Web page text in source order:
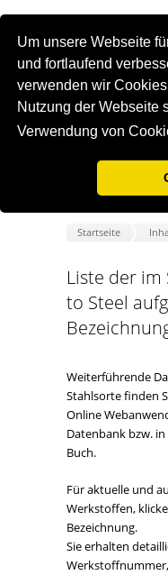
Um unsere Webseite
und fortlaufend
verwenden wir
Nutzung der Webseite
Verwendung von
Startseite
Liste der im
to Steel
Weiterführende
Stahlsorte finden
Online
Datenbank bzw.
Buch.
Für aktuelle und
Werkstoffen,
Bezeichnung.
Sie erhalten